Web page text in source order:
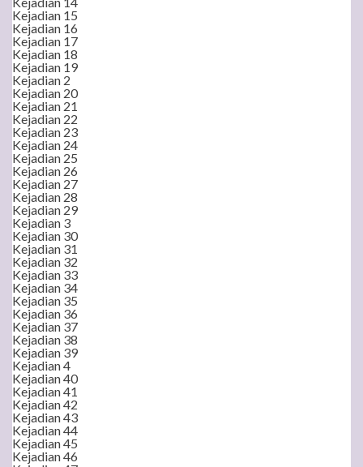
Kejadian 15
Kejadian 16
Kejadian 17
Kejadian 18
Kejadian 19
Kejadian 2
Kejadian 20
Kejadian 21
Kejadian 22
Kejadian 23
Kejadian 24
Kejadian 25
Kejadian 26
Kejadian 27
Kejadian 28
Kejadian 29
Kejadian 3
Kejadian 30
Kejadian 31
Kejadian 32
Kejadian 33
Kejadian 34
Kejadian 35
Kejadian 36
Kejadian 37
Kejadian 38
Kejadian 39
Kejadian 4
Kejadian 40
Kejadian 41
Kejadian 42
Kejadian 43
Kejadian 44
Kejadian 45
Kejadian 46